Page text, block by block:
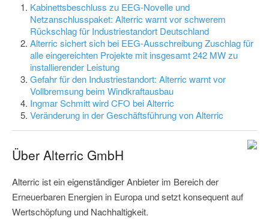
Kabinettsbeschluss zu EEG-Novelle und
Netzanschlusspaket: Alterric warnt vor schwerem
Rückschlag für Industriestandort Deutschland
Alterric sichert sich bei EEG-Ausschreibung Zuschlag für
alle eingereichten Projekte mit insgesamt 242 MW zu
installierender Leistung
Gefahr für den Industriestandort: Alterric warnt vor
Vollbremsung beim Windkraftausbau
Ingmar Schmitt wird CFO bei Alterric
Veränderung in der Geschäftsführung von Alterric
Über Alterric GmbH
Alterric ist ein eigenständiger Anbieter im Bereich der
Erneuerbaren Energien in Europa und setzt konsequent auf
Wertschöpfung und Nachhaltigkeit.